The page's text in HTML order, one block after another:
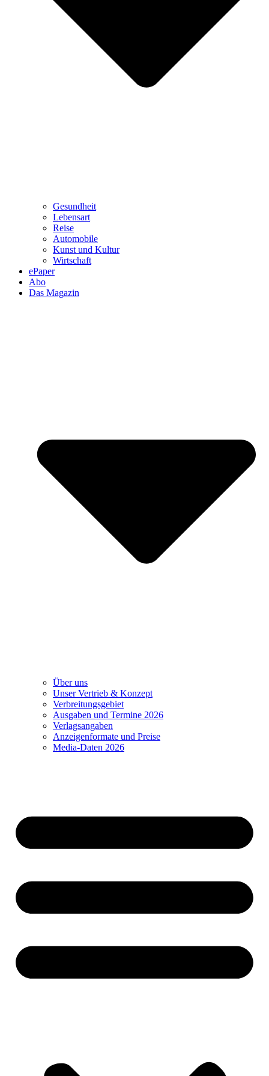
Gesundheit
Lebensart
Reise
Automobile
Kunst und Kultur
Wirtschaft
ePaper
Abo
Das Magazin
Über uns
Unser Vertrieb & Konzept
Verbreitungsgebiet
Ausgaben und Termine 2026
Verlagsangaben
Anzeigenformate und Preise
Media-Daten 2026